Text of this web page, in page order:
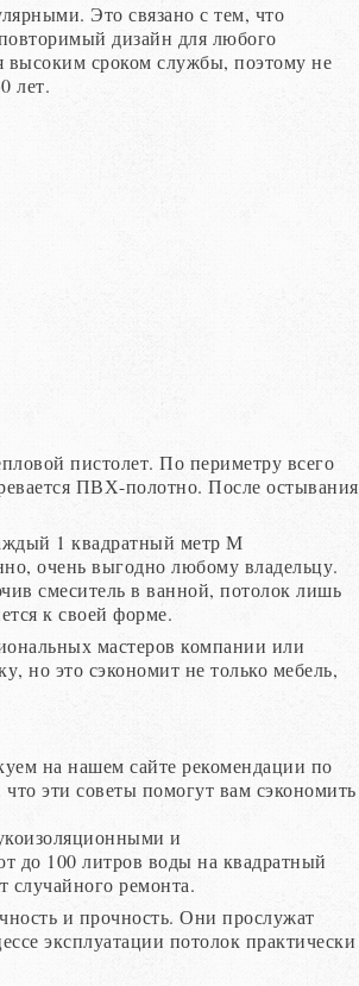
Это связано с тем, что
дизайн для любого
высоким сроком службы, поэтому не
лет.
пистолет. По периметру всего
ПВХ-полотно. После остывания
1 квадратный метр М
очень выгодно любому владельцу.
смеситель в ванной, потолок лишь
к своей форме.
мастеров компании или
но это сэкономит не только мебель,
на нашем сайте рекомендации по
эти советы помогут вам сэкономить
и
до 100 литров воды на квадратный
случайного ремонта.
и прочность. Они прослужат
эксплуатации потолок практически